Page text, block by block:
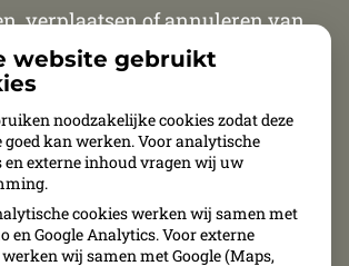
verplaatsen of annuleren van
wij van maandag t/m
bereikbaar van 8.30 uur
van 13.30 tot 15.30 uur. Op vrijdag
uur tot 11.00 uur telefonisch
uitsluitend telefonisch
website gebruikt
noodzakelijke cookies zodat deze
goed kan werken. Voor analytische
en externe inhoud vragen wij uw
cookies werken wij samen met
en Google Analytics. Voor externe
wij samen met Google (Maps,